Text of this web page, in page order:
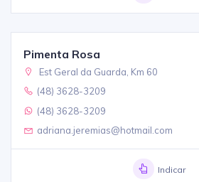
Pimenta Rosa
Est Geral da Guarda, Km 60
(48) 3628-3209
(48) 3628-3209
adriana.jeremias@hotmail.com
Indicar